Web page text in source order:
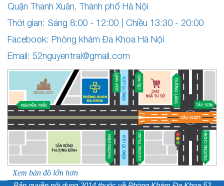
Quận Thanh Xuân, Thành phố Hà Nội
Thời gian: Sáng 8:00 - 12:00 | Chiều 13:30 - 20:00
Facebook: Phòng khám Đa Khoa Hà Nội
Email: 52nguyentrai@gmail.com
Xem bản đồ lớn hơn